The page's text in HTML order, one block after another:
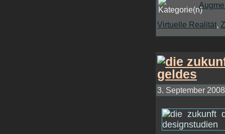
Virtuelle Realität,
3. September